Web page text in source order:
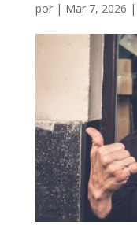
por | Mar 7, 2026 |